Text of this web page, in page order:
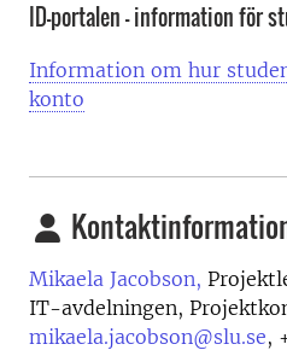
ID-portalen - information för
Information om hur
konto
Mikaela Jacobson,
IT-avdelningen,
mikaela.jacobson@slu.se,